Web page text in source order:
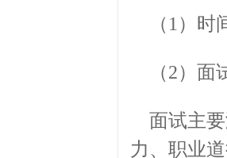
（1）
（2）
面试主
力、职业